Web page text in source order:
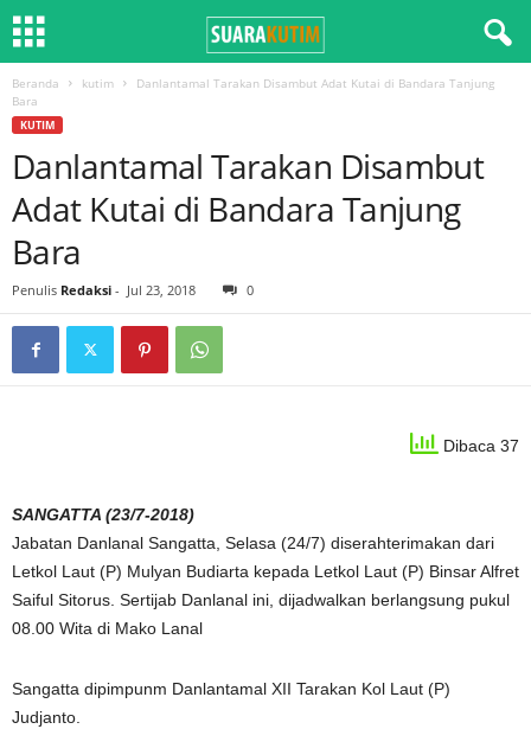
Beranda kutim
Danlantamal Tarakan Disambut Adat Kutai di Bandara Tanjung
Bara
KUTIM
Danlantamal Tarakan Disambut
Adat Kutai di Bandara Tanjung
Bara
Penulis Redaksi - Jul 23, 2018 0
Dibaca 37
SANGATTA (23/7-2018)
Jabatan Danlanal Sangatta, Selasa (24/7) diserahterimakan dari
Letkol Laut (P) Mulyan Budiarta kepada Letkol Laut (P) Binsar Alfret
Saiful Sitorus. Sertijab Danlanal ini, dijadwalkan berlangsung pukul
08.00 Wita di Mako Lanal
Sangatta dipimpunm Danlantamal XII Tarakan Kol Laut (P)
Judjanto.